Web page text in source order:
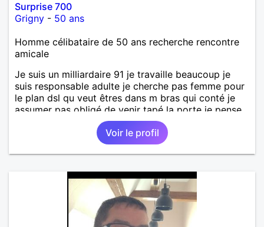
Surprise 700
Grigny - 50 ans
Homme célibataire de 50 ans recherche rencontre
amicale
Je suis un milliardaire 91 je travaille beaucoup je
suis responsable adulte je cherche pas femme pour
le plan dsl qu veut êtres dans m bras qui conté je
assumer pas obligé de venir tapé la porte je pense
comme ça je besoin d'amour
Voir le profil